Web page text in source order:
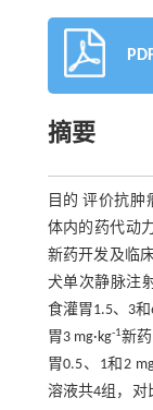
摘要
目的 评价抗肿
体内的药代动
新药开发及临
犬单次静脉注
食灌胃1.5、3和
胃3 mg·kg-1新
胃0.5、1和2
溶液共4组，对